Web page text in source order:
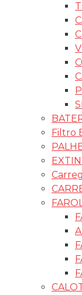
Filtro